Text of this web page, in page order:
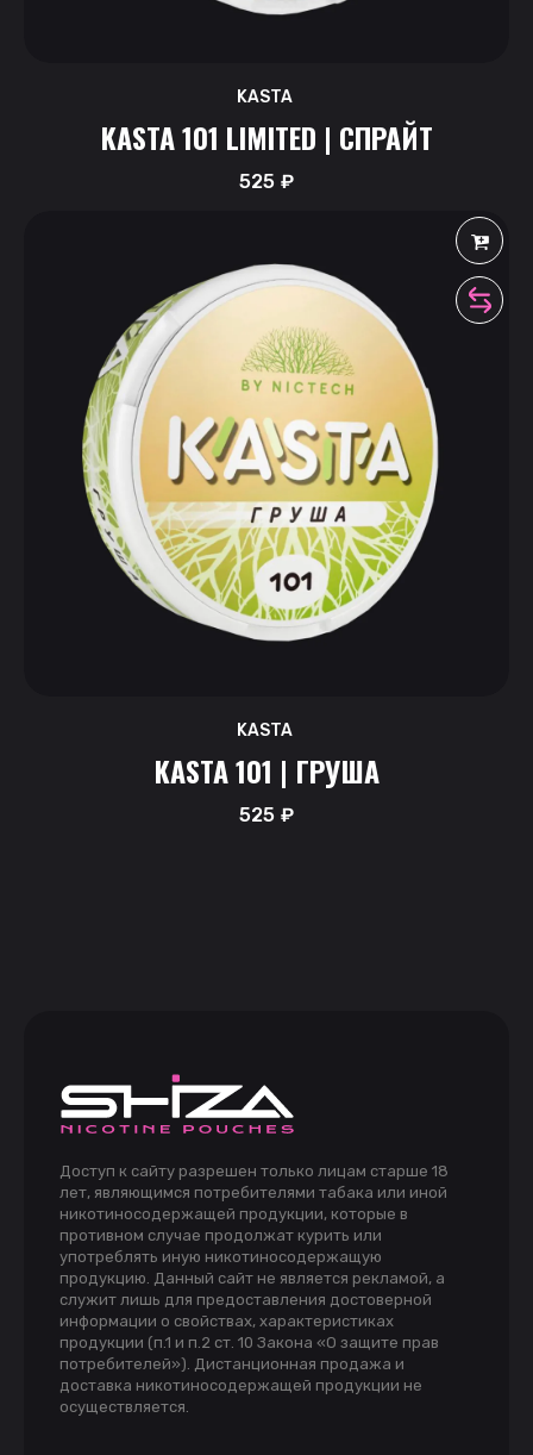
KASTA
KASTA 101 LIMITED | СПРАЙТ
525₽
KASTA
KASTA 101 | ГРУША
525₽
Доступ к сайту разрешен только лицам старше 18
лет, являющимся потребителями табака или иной
никотиносодержащей продукции, которые в
противном случае продолжат курить или
употреблять иную никотиносодержащую
продукцию. Данный сайт не является рекламой, а
служит лишь для предоставления достоверной
информации о свойствах, характеристиках
продукции (п.1 и п.2 ст. 10 Закона «О защите прав
потребителей»). Дистанционная продажа и
доставка никотиносодержащей продукции не
осуществляется.